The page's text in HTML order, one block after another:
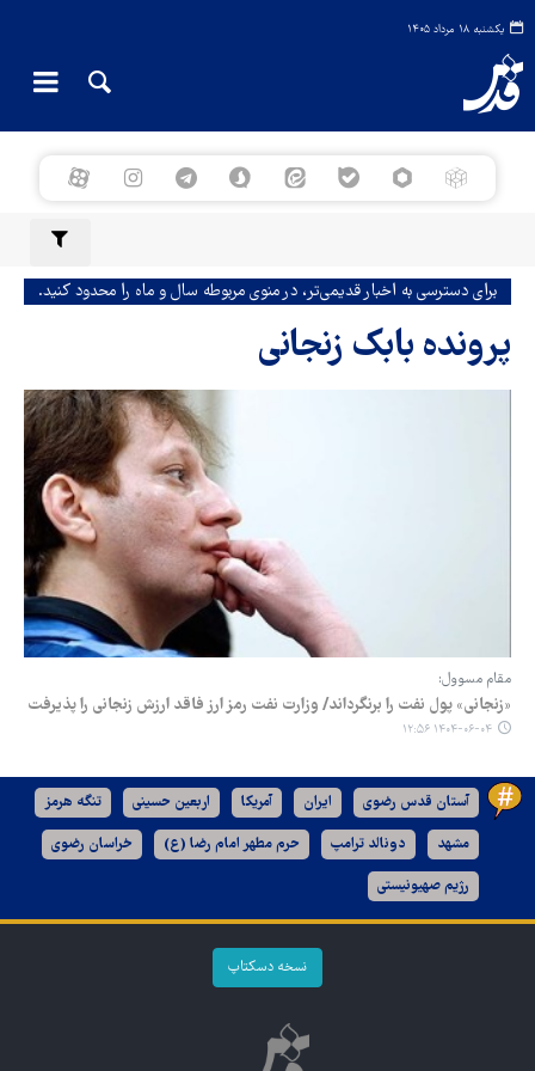
یکشنبه ۱۸ مرداد ۱۴۰۵
برای دسترسی به اخبار قدیمی‌تر، در منوی مربوطه سال و ماه را محدود کنید.
پرونده بابک زنجانی
مقام مسوول:
«زنجانی» پول نفت را برنگرداند/ وزارت نفت رمز ارز فاقد ارزش زنجانی را پذیرفت
۱۴۰۴-۰۶-۰۴ ۱۲:۵۶
آستان قدس رضوی ایران آمریکا اربعین حسینی تنگه هرمز
مشهد دونالد ترامپ حرم مطهر امام رضا (ع) خراسان رضوی
رژیم صهیونیستی
نسخه دسکتاپ